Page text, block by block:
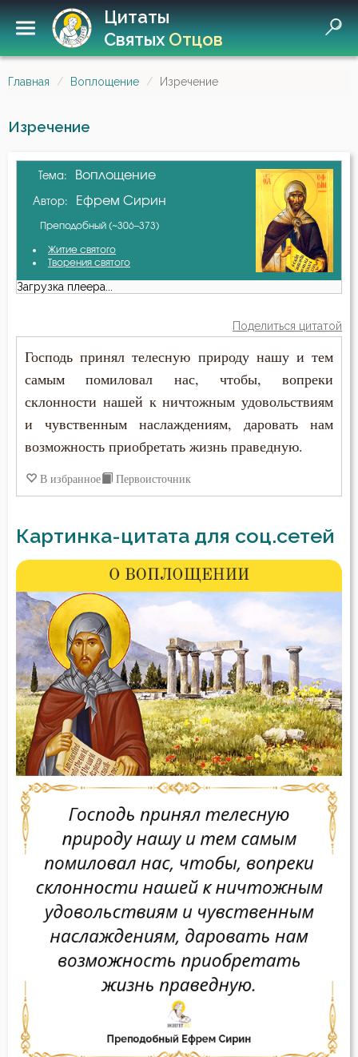
Цитаты
СвятыхОтцов
Главная Воплощение Изречение
Изречение
Тема: Воплощение
Автор: Ефрем Сирин
Преподобный (~306–373)
Житие святого
Творения святого
Загрузка плеера...
Поделиться цитатой
Господь принял телесную природу нашу и тем
самым помиловал нас, чтобы, вопреки
склонности нашей к ничтожным удовольствиям
и чувственным наслаждениям, даровать нам
возможность приобретать жизнь праведную.
В избранное Первоисточник
Картинка-цитата для соц.сетей